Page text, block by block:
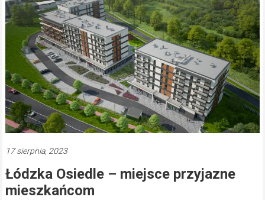
17 sierpnia, 2023
Łódzka Osiedle – miejsce przyjazne
mieszkańcom